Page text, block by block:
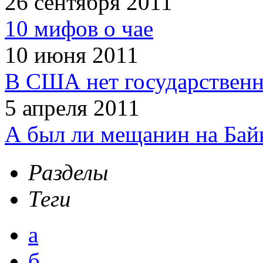
10 мифов о чае
10 июня 2011
В США нет
5 апреля 2011
А был ли мещанин на
Разделы
Теги
а